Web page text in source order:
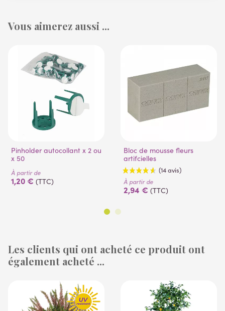
Vous aimerez aussi ...
Pinholder autocollant x 2 ou
x 50
À partir de
1,20 € (TTC)
Bloc de mousse fleurs
artifcielles
À partir de
2,94 € (TTC)
Les clients qui ont acheté ce produit ont
également acheté ...